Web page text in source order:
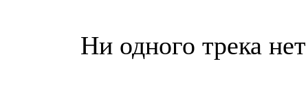
Ни одного трека